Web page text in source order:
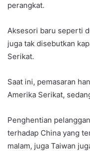
perangkat.
Aksesori baru seperti
juga tak disebutkan
Serikat.
Saat ini, pemasaran
Amerika Serikat,
Penghentian
terhadap China yang
malam, juga Taiwan